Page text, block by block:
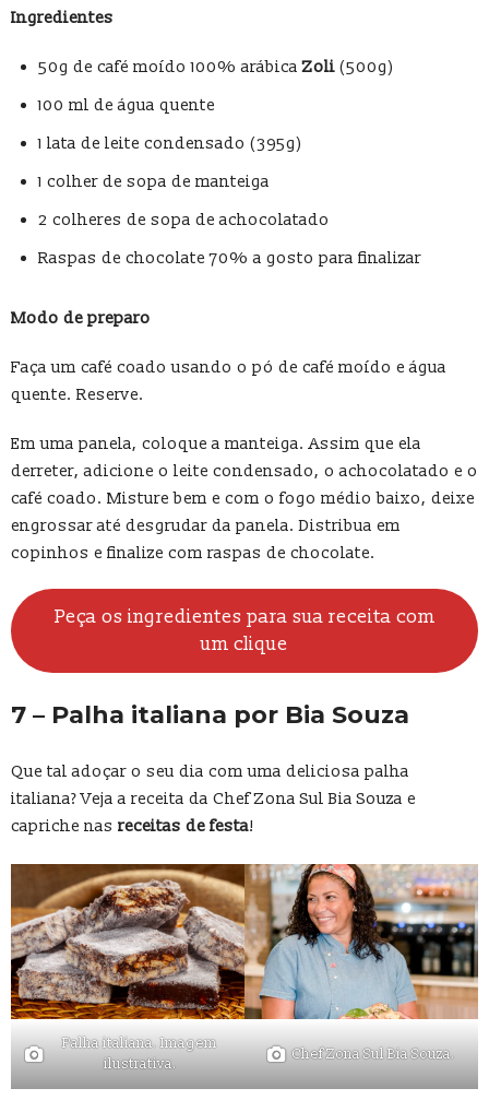
Ingredientes
50g de café moído 100% arábicaZoli (500g)
100 ml de água quente
1 lata de leite condensado (395g)
1 colher de sopa de manteiga
2 colheres de sopa de achocolatado
Raspas de chocolate 70% a gosto para finalizar
Modo de preparo
Faça um café coado usando o pó de café moído e água
quente. Reserve.
Em uma panela, coloque a manteiga. Assim que ela
derreter, adicione o leite condensado, o achocolatado e o
café coado. Misture bem e com o fogo médio baixo, deixe
engrossar até desgrudar da panela. Distribua em
copinhos e finalize com raspas de chocolate.
Peça os ingredientes para sua receita com
um clique
7 – Palha italiana por Bia Souza
Que tal adoçar o seu dia com uma deliciosa palha
italiana? Veja a receita da Chef Zona Sul Bia Souza e
capriche nas receitas de festa!
Palha italiana. Imagem
ilustrativa.
Chef Zona Sul Bia Souza.